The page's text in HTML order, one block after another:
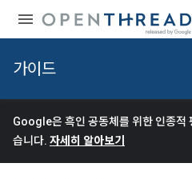
가이드
Google은 흑인 공동체를 위한 인종적
습니다. 자세히 알아보기